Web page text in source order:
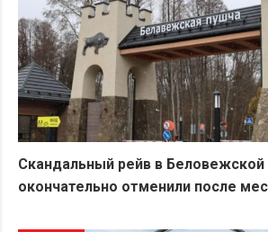
Скандальный рейв в
окончательно отменили после